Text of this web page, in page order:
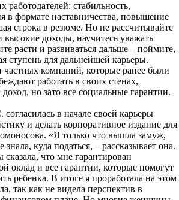
стабильность,
в формате наставничества, повышение
строка в резюме. Но не рассчитывайте
доходы, научитесь уважать
расти и развиваться дальше – поймите,
ступень для дальнейшей карьеры.
частных компаний, которые ранее были
работать в своих стенах,
но зато все социальные гарантии.
в начале своей карьеры
и делать корпоративное издание для
«Я только что вышла замуж,
куда податься, – рассказывает она.
что мне гарантирован
оклад и все гарантии, которые помогут
ребенка. В итоге я проработала на этом
так как не видела перспектив в